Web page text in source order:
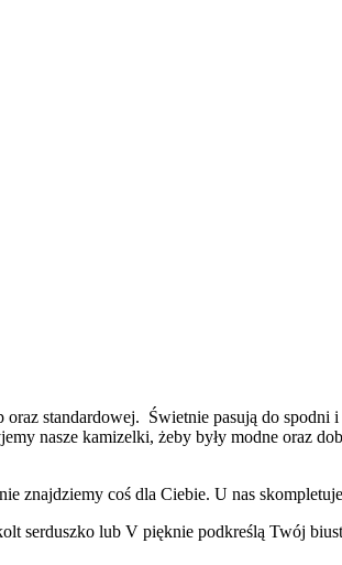
standardowej. Świetnie pasują do
nasze kamizelki, żeby były modne oraz
znajdziemy coś dla Ciebie. U nas
serduszko lub V pięknie podkreślą Twój